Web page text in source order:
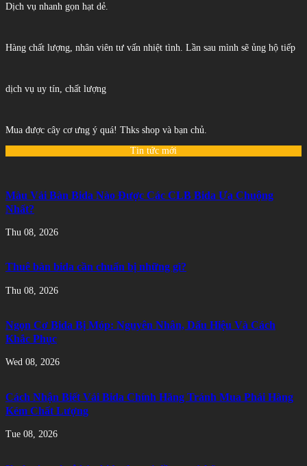
Dịch vụ nhanh gọn hạt dẻ.
Hàng chất lượng, nhân viên tư vấn nhiệt tình. Lần sau mình sẽ ủng hộ tiếp
dịch vụ uy tín, chất lượng
Mua được cây cơ ưng ý quá! Thks shop và bạn chủ.
Tin tức mới
Màu Vải Bàn Bida Nào Được Các CLB Bida Ưa Chuộng
Nhất?
Thu 08, 2026
Thuê bàn bida cần chuẩn bị những gì?
Thu 08, 2026
Ngọn Cơ Bida Bị Móp: Nguyên Nhân, Dấu Hiệu Và Cách
Khắc Phục
Wed 08, 2026
Cách Nhận Biết Vải Bida Chính Hãng Tránh Mua Phải Hàng
Kém Chất Lượng
Tue 08, 2026